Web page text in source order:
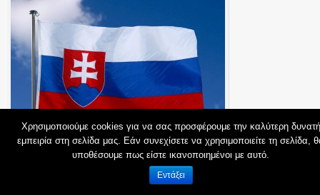
Χρησιμοποιούμε cookies για να σας προσφέρουμε την καλύτερη δυνατή
εμπειρία στη σελίδα μας. Εάν συνεχίσετε να χρησιμοποιείτε τη σελίδα,
υποθέσουμε πως είστε ικανοποιημένοι με αυτό.
Εντάξει